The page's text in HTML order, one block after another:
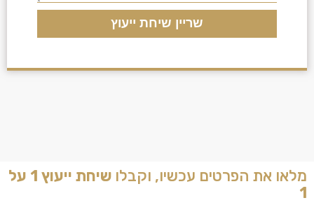
שריין שיחת ייעוץ
מלאו את הפרטים עכשיו, וקבלו
שיחת ייעוץ 1 על
1